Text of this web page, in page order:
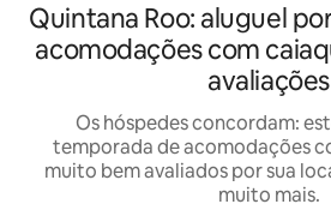
Quintana Roo: aluguel
acomodações com
avaliações
Os hóspedes concordam:
temporada de acomodações
muito bem avaliados por sua
muito mais.